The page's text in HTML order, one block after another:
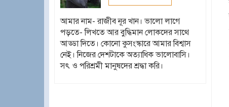
আমার নাম- রাজীব নূর খান। ভালো লাগে
পড়তে- লিখতে আর বুদ্ধিমান লোকদের সাথে
আড্ডা দিতে। কোনো কুসংস্কারে আমার বিশ্বাস
নেই। নিজের দেশটাকে অত্যাধিক ভালোবাসি।
সৎ ও পরিশ্রমী মানুষদের শ্রদ্ধা করি।